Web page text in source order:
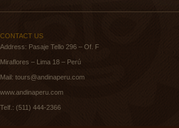
CONTACT US
Address: Pasaje Tello 296 – Of. F
Miraflores – Lima 18 – Perú
Mail: tours@andinaperu.com
www.andinaperu.com
Telf.: (511) 444-2366